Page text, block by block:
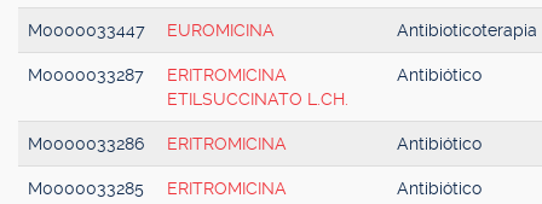
M0000033447 EUROMICINA Antibioticoterapia
M0000033287
ERITROMICINA
ETILSUCCINATO L.CH.
Antibiótico
M0000033286 ERITROMICINA Antibiótico
M0000033285 ERITROMICINA Antibiótico